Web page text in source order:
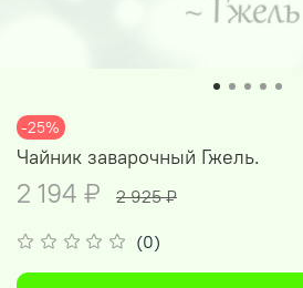
-25%
(0)
Чайник заварочный Гжель.
2 194 ₽ 2 925 ₽